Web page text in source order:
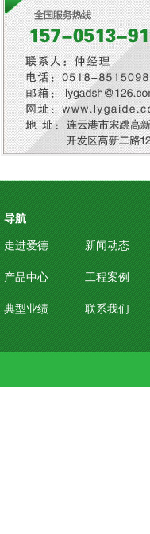
导航
走进爱德 新闻动态
产品中心 工程案例
典型业绩 联系我们